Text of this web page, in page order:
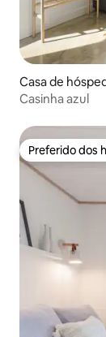
Casa de
Casinha azul
Preferido dos
Preferido dos